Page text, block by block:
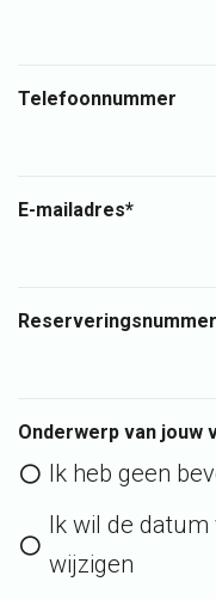
Telefoonnummer
E-mailadres*
Onderwerp van jouw
Ik heb geen
Ik wil de
wijzigen